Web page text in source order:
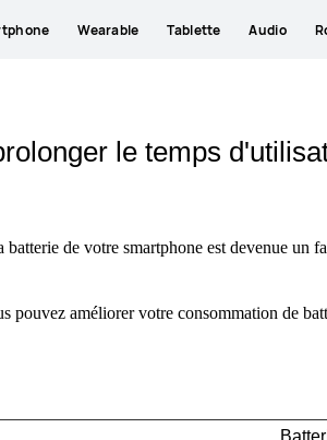
Wearable Tablette Audio
le temps
batterie de votre smartphone est devenue un
pouvez améliorer votre consommation de